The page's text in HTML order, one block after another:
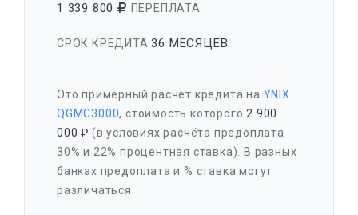
1 339 800 ПЕРЕПЛАТА
СРОК КРЕДИТА36 МЕСЯЦЕВ
Это примерный расчёт кредита на YNIX
QGMC3000, стоимость которого 2 900
000 ₽ (в условиях расчёта предоплата
30% и 22% процентная ставка). В разных
банках предоплата и % ставка могут
различаться.